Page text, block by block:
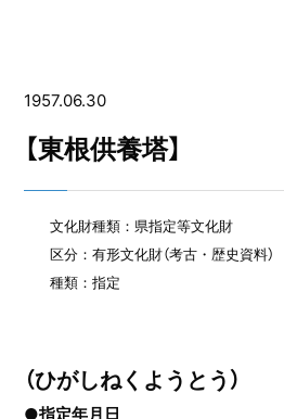
1957.06.30
【東根供養塔】
文化財種類：県指定等文化財
区分：有形文化財（考古・歴史資料）
種類：指定
（ひがしねくようとう）
●指定年月日